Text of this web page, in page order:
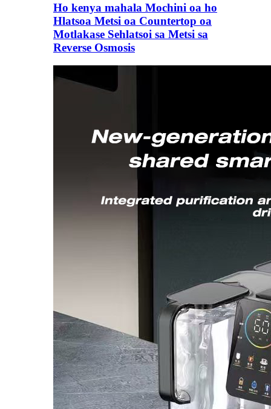
Ho kenya mahala Mochini oa ho
Hlatsoa Metsi oa Countertop oa
Motlakase Sehlatsoi sa Metsi sa
Reverse Osmosis